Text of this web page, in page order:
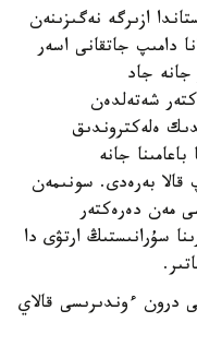
ازىرگە نەگىزىنەن
دامىپ جاتقانى اسەر
جانە جاد
شەتەلدەن
ەلەكتروندىق
باعامىنا جانە
قالا بەرەدى. سونىمەن
مەن دەرەكتەر
سۇرانىستىڭ ارتۋى دا
درون ءوندىرىسى قالاي